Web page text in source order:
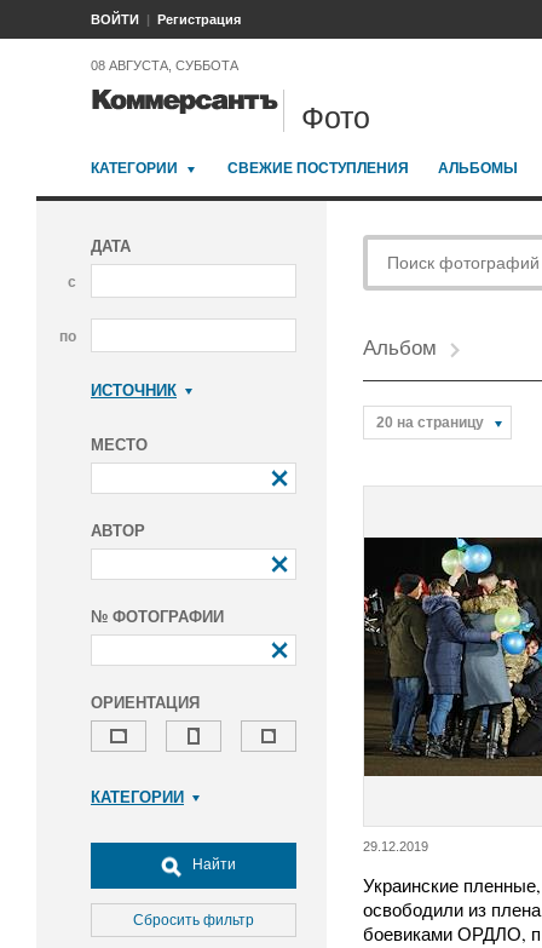
ВОЙТИ Регистрация
08 АВГУСТА, СУББОТА
Фото
КАТЕГОРИИ СВЕЖИЕ ПОСТУПЛЕНИЯ АЛЬБОМЫ
ДАТА
с
по
ИСТОЧНИК
МЕСТО
АВТОР
№ ФОТОГРАФИИ
ОРИЕНТАЦИЯ
КАТЕГОРИИ
Досуг, туризм и отдых
Культура
Медицина
Найти
Сбросить фильтр
Альбом
20 на страницу
29.12.2019
Украинские
освободили из
боевиками ОРДЛО,